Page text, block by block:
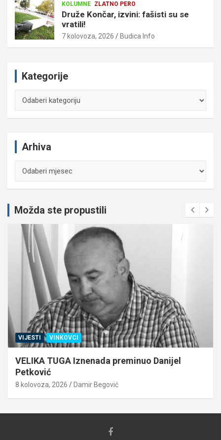
KOLUMNE ZLATNO PERO
Druže Končar, izvini: fašisti su se
vratili!
7 kolovoza, 2026 Budica Info
Kategorije
Arhiva
Možda ste propustili
VIJESTI VINKOVCI
VELIKA TUGA Iznenada preminuo Danijel
Petković
8 kolovoza, 2026 Damir Begović